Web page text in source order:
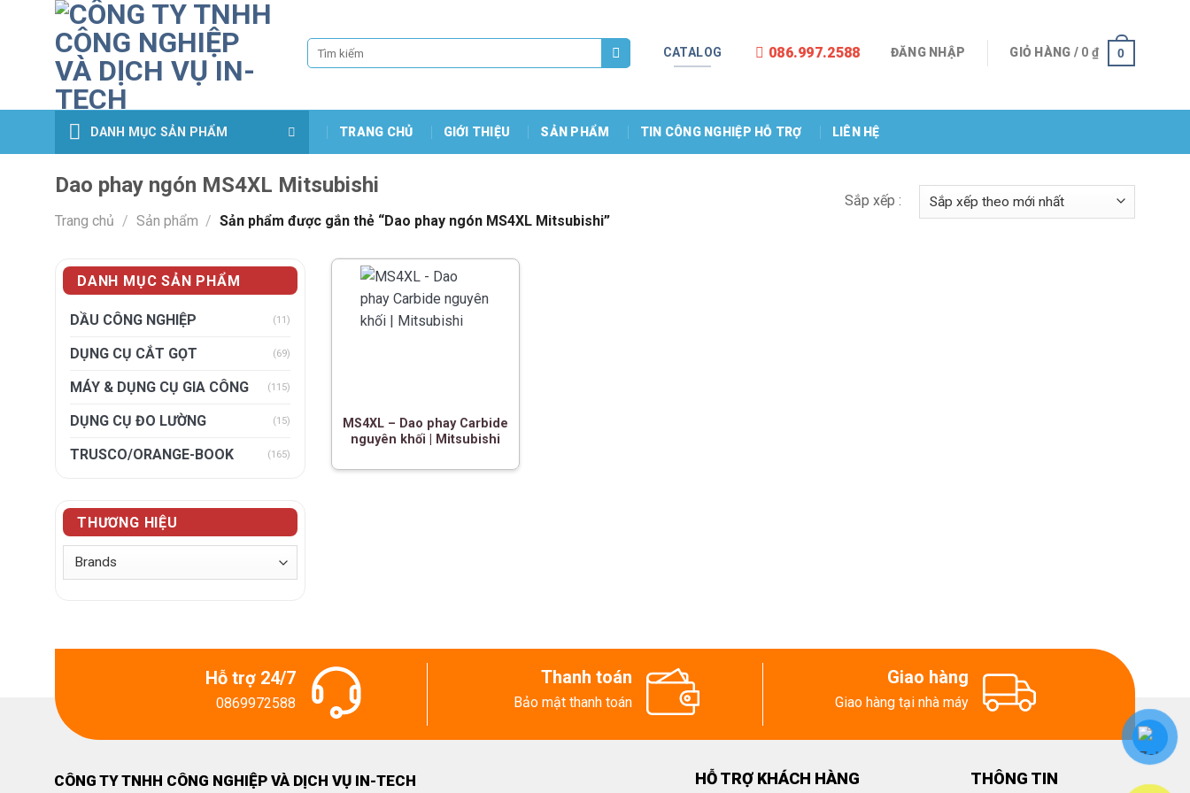
Tìm
kiếm:
CATALOG 086.997.2588 ĐĂNG NHẬP GIỎ HÀNG / 0 ₫ 0
DANH MỤC SẢN PHẨM TRANG CHỦ GIỚI THIỆU SẢN PHẨM TIN CÔNG NGHIỆP HỖ TRỢ LIÊN HỆ
Dao phay ngón MS4XL Mitsubishi
Trang chủ / Sản phẩm / Sản phẩm được gắn thẻ “Dao phay ngón MS4XL Mitsubishi”
Sắp xếp :
DANH MỤC SẢN PHẨM
DẦU CÔNG NGHIỆP (11)
DỤNG CỤ CẮT GỌT (69)
MÁY & DỤNG CỤ GIA CÔNG (115)
DỤNG CỤ ĐO LƯỜNG (15)
TRUSCO/ORANGE-BOOK (165)
THƯƠNG HIỆU
MS4XL – Dao phay Carbide
nguyên khối | Mitsubishi
Hỗ trợ 24/7
0869972588
Thanh toán
Bảo mật thanh toán
Giao hàng
Giao hàng tại nhà máy
CÔNG TY TNHH CÔNG NGHIỆP VÀ DỊCH VỤ IN-TECH HỖ TRỢ KHÁCH HÀNG THÔNG TIN